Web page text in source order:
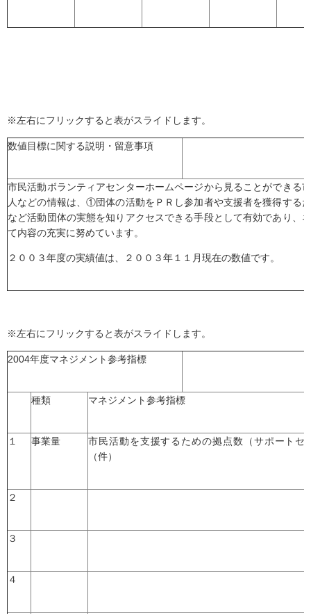
※左右にフリックすると表がスライドします。
数値目標に関する説明・留意事項
市民活動ボランティアセンターホームページから見ることができる
人などの情報は、①団体の活動をＰＲし参加者や支援者を獲得する
など活動団体の実態を知りアクセスできる手段として有効であり、
て内容の充実に努めています。
２００３年度の実績値は、２００３年１１月現在の数値です。
※左右にフリックすると表がスライドします。
2004年度マネジメント参考指標
種類 マネジメント参考指標
１ 事業量
市民活動を支援するための拠点数（サポートセ
（件）
２
３
４